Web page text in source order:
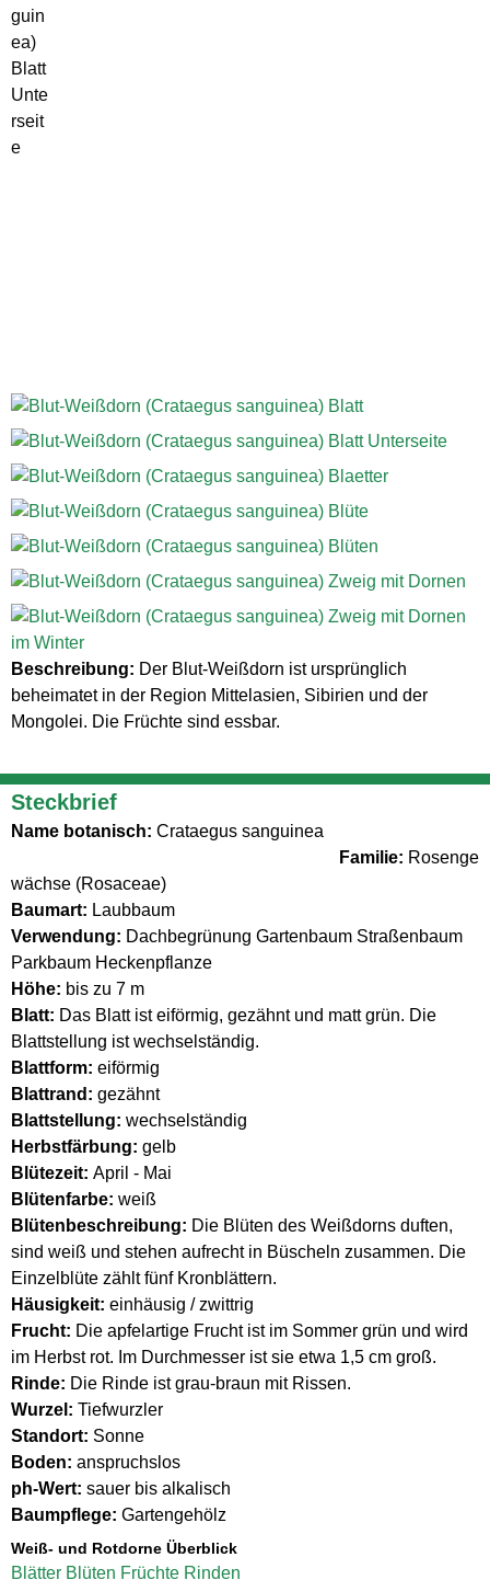
guin
ea)
Blatt
Unte
rseit
e
Beschreibung: Der Blut-Weißdorn ist ursprünglich
beheimatet in der Region Mittelasien, Sibirien und der
Mongolei. Die Früchte sind essbar.
Steckbrief
Name botanisch: Crataegus sanguinea
Familie: Rosenge
wächse (Rosaceae)
Baumart: Laubbaum
Verwendung: Dachbegrünung Gartenbaum Straßenbaum
Parkbaum Heckenpflanze
Höhe: bis zu 7 m
Blatt: Das Blatt ist eiförmig, gezähnt und matt grün. Die
Blattstellung ist wechselständig.
Blattform: eiförmig
Blattrand: gezähnt
Blattstellung: wechselständig
Herbstfärbung: gelb
Blütezeit: April - Mai
Blütenfarbe: weiß
Blütenbeschreibung: Die Blüten des Weißdorns duften,
sind weiß und stehen aufrecht in Büscheln zusammen. Die
Einzelblüte zählt fünf Kronblättern.
Häusigkeit: einhäusig / zwittrig
Frucht: Die apfelartige Frucht ist im Sommer grün und wird
im Herbst rot. Im Durchmesser ist sie etwa 1,5 cm groß.
Rinde: Die Rinde ist grau-braun mit Rissen.
Wurzel: Tiefwurzler
Standort: Sonne
Boden: anspruchslos
ph-Wert: sauer bis alkalisch
Baumpflege: Gartengehölz
Weiß- und Rotdorne Überblick
Blätter Blüten Früchte Rinden